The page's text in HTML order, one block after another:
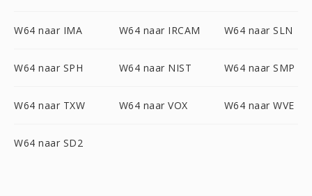
W64 naar IMA W64 naar IRCAM W64 naar SLN
W64 naar SPH W64 naar NIST W64 naar SMP
W64 naar TXW W64 naar VOX W64 naar WVE
W64 naar SD2